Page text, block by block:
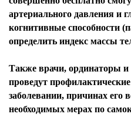
артериального давления и
когнитивные способности
определить индекс массы
Также врачи, ординаторы
проведут
заболевании, причинах его
необходимых мерах по